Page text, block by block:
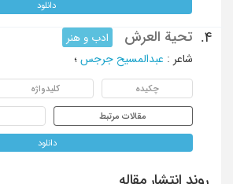
دانلود
4. تحیة العرش
ادب و هنر
شاعر : عبدالمسیح جرجس ؛
چکیده کلیدواژه
مقالات مرتبط
دانلود
روند انتشار مقاله